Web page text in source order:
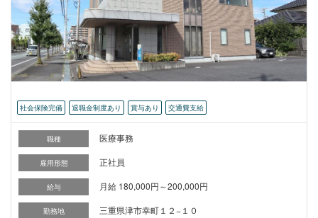
社会保険完備 退職金制度あり 賞与あり 交通費支給
職種 医療事務
雇用形態 正社員
給与 月給 180,000円～200,000円
勤務地 三重県津市幸町１２−１０